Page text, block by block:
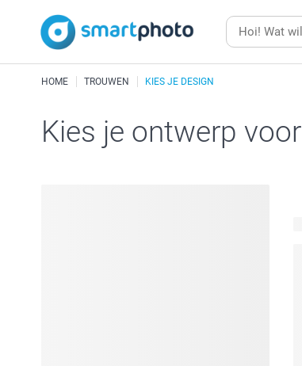
HOME TROUWEN KIES JE DESIGN
Kies je ontwerp voor